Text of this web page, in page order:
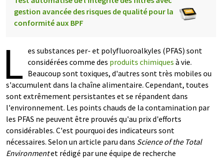
gestion avancée des risques de qualité pour la
conformité aux BPF
L es substances per- et polyfluoroalkyles (PFAS) sont
considérées comme des produits chimiques à vie.
Beaucoup sont toxiques, d'autres sont très mobiles ou
s'accumulent dans la chaîne alimentaire. Cependant, toutes
sont extrêmement persistantes et se répandent dans
l'environnement. Les points chauds de la contamination par
les PFAS ne peuvent être prouvés qu'au prix d'efforts
considérables. C'est pourquoi des indicateurs sont
nécessaires. Selon un article paru dans Science of the Total
Environmentet rédigé par une équipe de recherche